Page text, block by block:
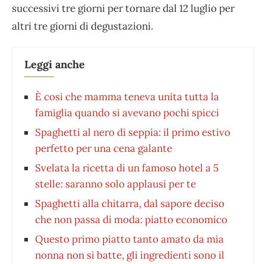
successivi tre giorni per tornare dal 12 luglio per
altri tre giorni di degustazioni.
Leggi anche
È cosi che mamma teneva unita tutta la
famiglia quando si avevano pochi spicci
Spaghetti al nero di seppia: il primo estivo
perfetto per una cena galante
Svelata la ricetta di un famoso hotel a 5
stelle: saranno solo applausi per te
Spaghetti alla chitarra, dal sapore deciso
che non passa di moda: piatto economico
Questo primo piatto tanto amato da mia
nonna non si batte, gli ingredienti sono il